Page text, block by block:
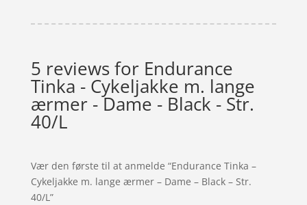
5 reviews for Endurance
Tinka - Cykeljakke m. lange
ærmer - Dame - Black - Str.
40/L
Vær den første til at anmelde “Endurance Tinka –
Cykeljakke m. lange ærmer – Dame – Black – Str.
40/L”